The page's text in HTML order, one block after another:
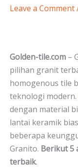
Leave a Comment
Golden-tile.com –
pilihan granit
homogenous tile
teknologi modern.
dengan material
lantai keramik
beberapa
Granito. Berikut 5
terbaik.